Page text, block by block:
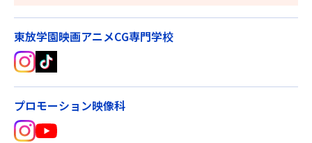
東放学園映画アニメCG専門学校
プロモーション映像科